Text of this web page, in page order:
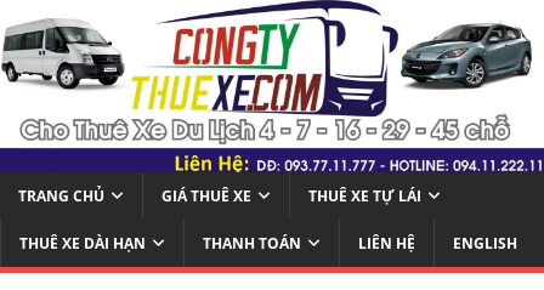
TRANG CHỦ GIÁ THUÊ XE THUÊ XE TỰ LÁI
THUÊ XE DÀI HẠN THANH TOÁN LIÊN HỆ ENGLISH